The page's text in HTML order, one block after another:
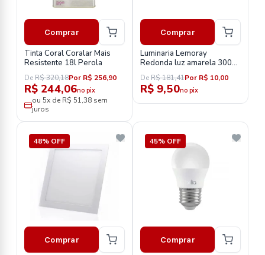
Comprar
Tinta Coral Coralar Mais
Resistente 18l Perola
DeR$ 320,18Por R$ 256,90
R$ 244,06no pix
ou 5x de R$ 51,38 sem
juros
Comprar
Luminaria Lemoray
Redonda luz amarela 3000k
sobrepor
DeR$ 181,41Por R$ 10,00
R$ 9,50no pix
48% OFF
Comprar
45% OFF
Comprar